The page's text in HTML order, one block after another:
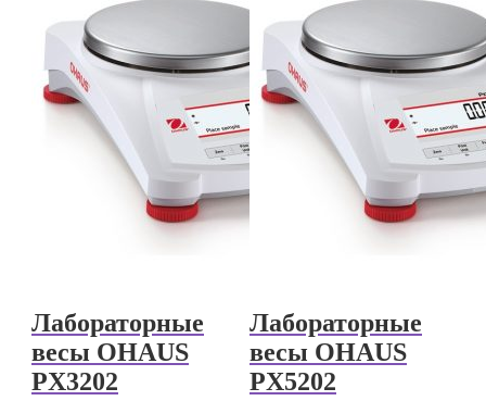
Лабораторные
весы OHAUS
PX3202
Лабораторные
весы OHAUS
PX5202